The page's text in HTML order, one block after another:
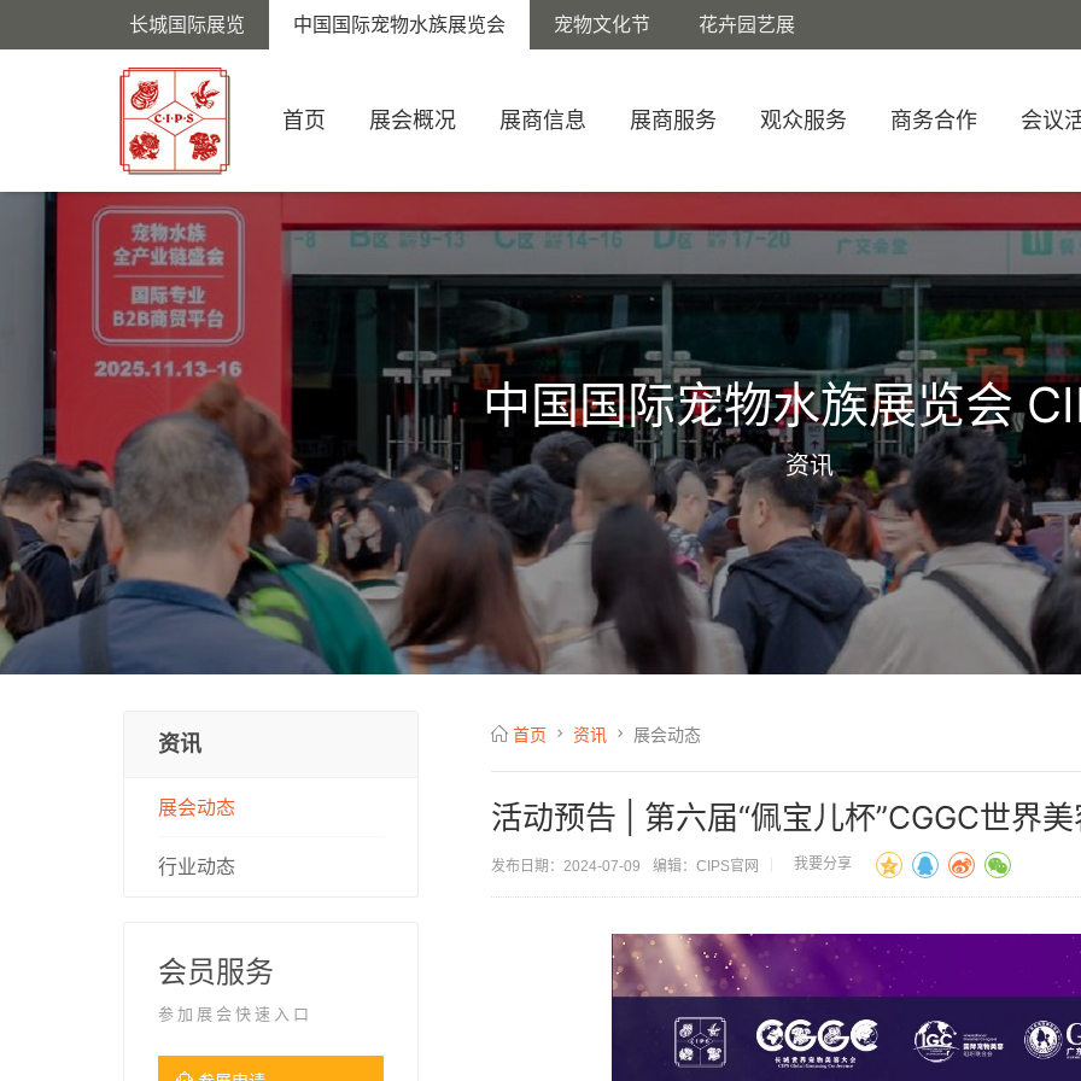
长城国际展览 中国国际宠物水族展览会 宠物文化节 花卉园艺展
首页 展会概况 展商信息 展商服务 观众服务 商务合作 会议
中国国际宠物水族展览会
资讯
首页 资讯 展会动态
活动预告 | 第六届“佩宝儿杯”CGGC世界
发布日期：2024-07-09 编辑：CIPS官网 我要分享
资讯
展会动态
行业动态
会员服务
参加展会快速入口